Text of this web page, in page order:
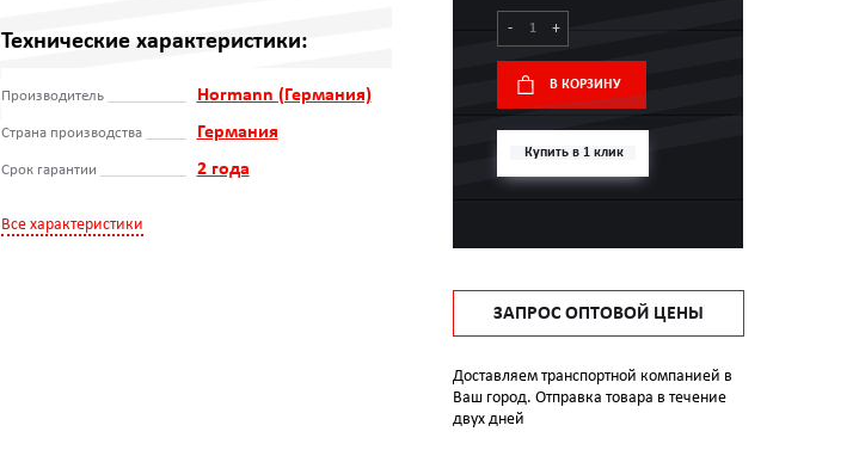
Технические характеристики:
Производитель Hormann (Германия)
Страна производства Германия
Срок гарантии 2 года
Все характеристики
- +
В КОРЗИНУ
Купить в 1 клик
ЗАПРОС ОПТОВОЙ ЦЕНЫ
Доставляем транспортной компанией в
Ваш город. Отправка товара в течение
двух дней